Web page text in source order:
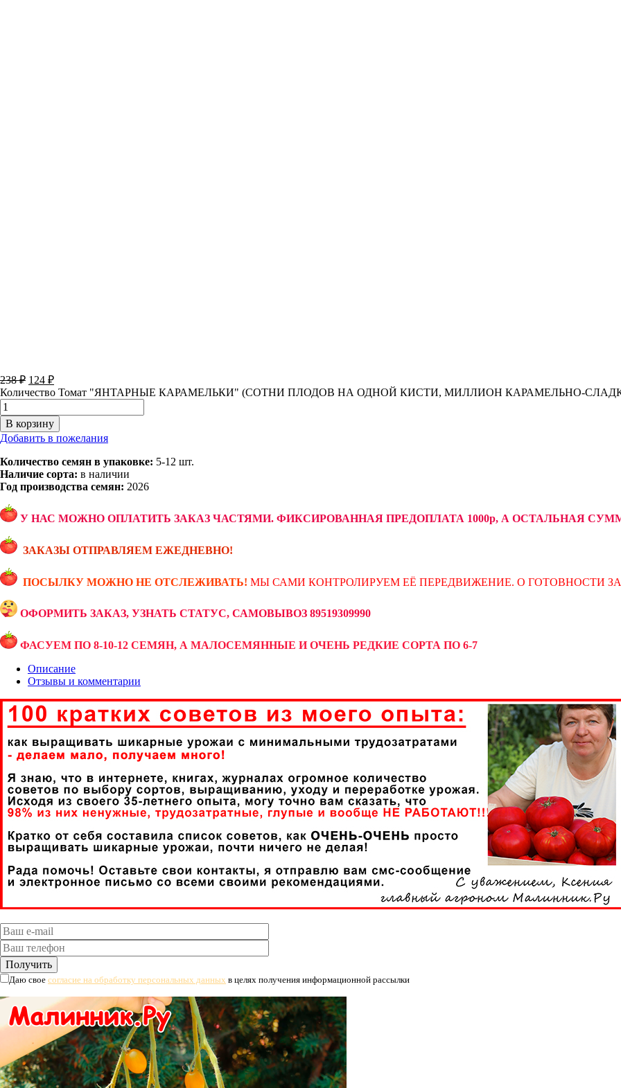
238₽ 124 ₽
Количество Томат "ЯНТАРНЫЕ КАРАМЕЛЬКИ" (СОТНИ ПЛОДОВ НА ОДНОЙ КИСТИ, МИЛЛИОН КАРАМЕЛЬНО-
В корзину
Добавить в пожелания
Количество семян в упаковке: 5-12 шт.
Наличие сорта: в наличии
Год производства семян: 2026
У НАС МОЖНО ОПЛАТИТЬ ЗАКАЗ ЧАСТЯМИ. ФИКСИРОВАННАЯ ПРЕДОПЛАТА 1000р, А ОСТАЛЬНАЯ
ЗАКАЗЫ ОТПРАВЛЯЕМ ЕЖЕДНЕВНО!
ПОСЫЛКУ МОЖНО НЕ ОТСЛЕЖИВАТЬ! МЫ САМИ КОНТРОЛИРУЕМ ЕЁ ПЕРЕДВИЖЕНИЕ. О ГОТОВНОСТИ
ОФОРМИТЬ ЗАКАЗ, УЗНАТЬ СТАТУС, САМОВЫВОЗ 89519309990
ФАСУЕМ ПО 8-10-12 СЕМЯН, А МАЛОСЕМЯННЫЕ И ОЧЕНЬ РЕДКИЕ СОРТА ПО 6-7
Описание
Отзывы и комментарии
Даю свое согласие на обработку персональных данных в целях получения информационной рассылки